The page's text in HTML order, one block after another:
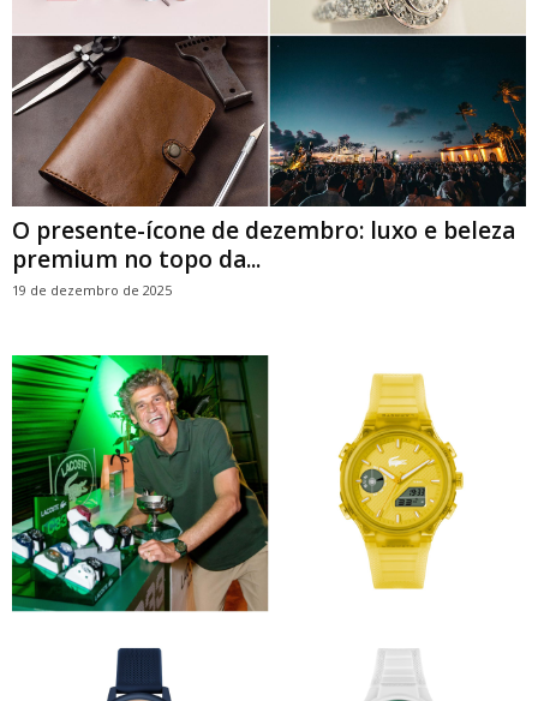
O presente-ícone de dezembro: luxo e beleza
premium no topo da...
19 de dezembro de 2025